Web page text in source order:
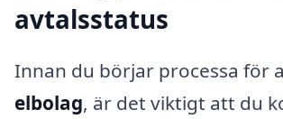
avtalsstatus
Innan du börjar processa för
elbolag, är det viktigt att du